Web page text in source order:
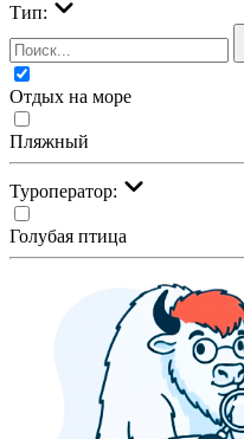
Тип:
Отдых на море
Пляжный
Туроператор:
Голубая птица